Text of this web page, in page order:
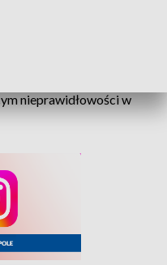
nieprawidłowości w